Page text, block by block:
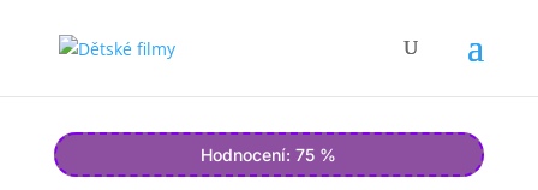
Hodnocení: 75 %